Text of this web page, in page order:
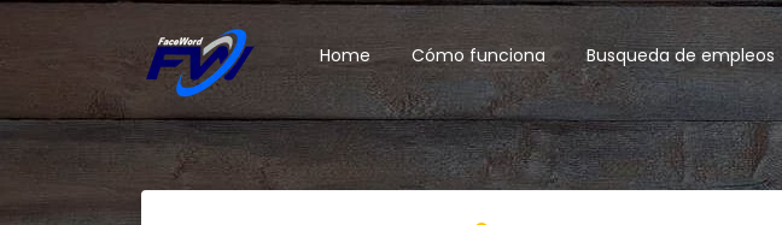
Home Cómo funciona Busqueda de empleos